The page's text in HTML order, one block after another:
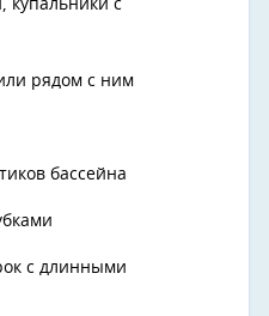
купальники с
рядом с ним
бассейна
с длинными